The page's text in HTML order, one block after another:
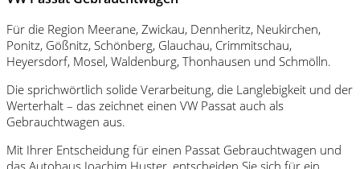
Für die Region Meerane, Zwickau, Dennheritz, Neukirchen,
Ponitz, Gößnitz, Schönberg, Glauchau, Crimmitschau,
Heyersdorf, Mosel, Waldenburg, Thonhausen und Schmölln.
Die sprichwörtlich solide Verarbeitung, die Langlebigkeit und der
Werterhalt – das zeichnet einen VW Passat auch als
Gebrauchtwagen aus.
Mit Ihrer Entscheidung für einen Passat Gebrauchtwagen und